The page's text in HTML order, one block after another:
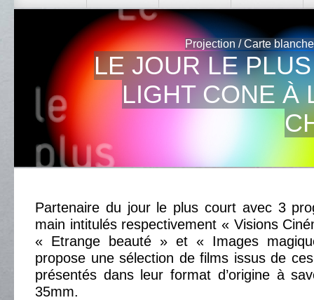
Projection / Carte
LE JOUR LE
LIGHT CONE À
Partenaire du jour le plus court avec 3
main intitulés respectivement « Visions
« Etrange beauté » et « Images
propose une sélection de films issus de
présentés dans leur format d’origine à
35mm.